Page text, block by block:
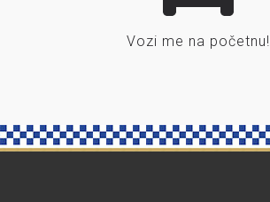
Vozi me na početnu!